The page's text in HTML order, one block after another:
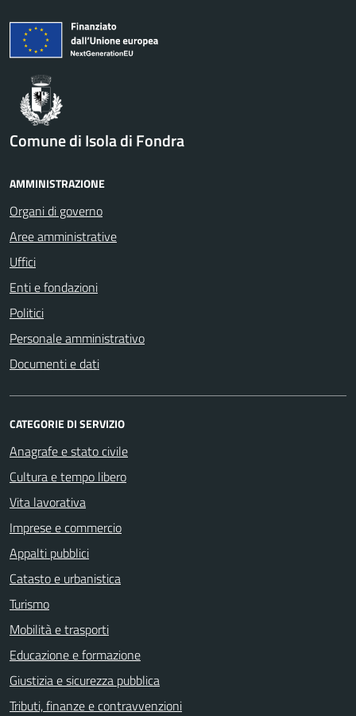
Comune di Isola di Fondra
AMMINISTRAZIONE
Organi di governo
Aree amministrative
Uffici
Enti e fondazioni
Politici
Personale amministrativo
Documenti e dati
CATEGORIE DI SERVIZIO
Anagrafe e stato civile
Cultura e tempo libero
Vita lavorativa
Imprese e commercio
Appalti pubblici
Catasto e urbanistica
Turismo
Mobilità e trasporti
Educazione e formazione
Giustizia e sicurezza pubblica
Tributi, finanze e contravvenzioni